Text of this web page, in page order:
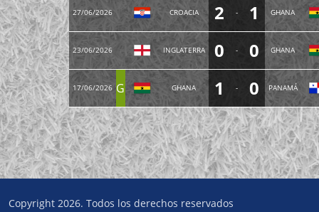
27/06/2026 CROACIA 2 - 1 GHANA
23/06/2026 INGLATERRA 0 - 0 GHANA
17/06/2026 G GHANA 1 - 0 PANAMÁ
Copyright 2026. Todos los derechos reservados